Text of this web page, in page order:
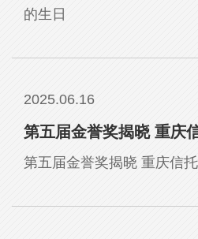
的生日
2025.06.16
第五届金誉奖揭晓 重庆
第五届金誉奖揭晓 重庆信